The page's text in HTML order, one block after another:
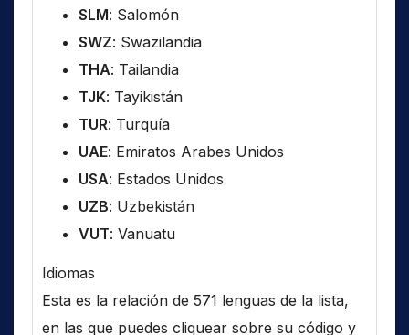
SLM: Salomón
SWZ: Swazilandia
THA: Tailandia
TJK: Tayikistán
TUR: Turquía
UAE: Emiratos Arabes Unidos
USA: Estados Unidos
UZB: Uzbekistán
VUT: Vanuatu
Idiomas
Esta es la relación de 571 lenguas de la lista,
en las que puedes cliquear sobre su código y